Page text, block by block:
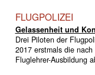
FLUGPOLIZEI
Gelassenheit und
Drei Piloten der
2017 erstmals die
Fluglehrer-Ausbildung